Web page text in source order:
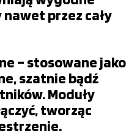
przez cały
– stosowane jako
szatnie bądź
Moduły
tworząc